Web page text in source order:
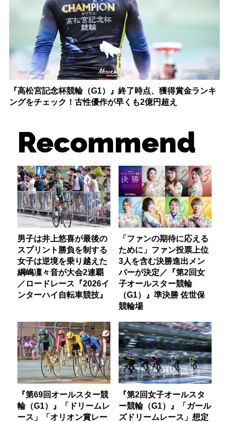
『高松宮記念杯競輪（G1）』終了時点、獲得賞金ランキ
ングをチェック！古性優作が早くも2億円超え
Recommend
男子は井上悠喜が最後の
スプリント勝負を制する
女子は逆境を乗り越えた
綱嶋凜々音が大会2連覇
／ロードレース『2026イ
ンターハイ自転車競技』
「ファンの期待に応える
ために」ファン投票上位
3人を含む決勝進出メン
バーが決定／『第2回女
子オールスター競輪
（G1）』準決勝 佐世保
競輪場
『第69回オールスター競
輪（G1）』「ドリームレ
ース」「オリオン賞レー
『第2回女子オールスタ
ー競輪（G1）』「ガール
ズドリームレース」想定